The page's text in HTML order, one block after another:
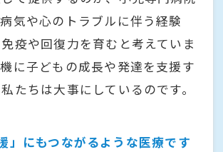
気や心のトラブルに伴う経験
疫や回復力を育むと考えていま
に子どもの成長や発達を支援す
たちは大事にしているのです。
」にもつながるような医療です